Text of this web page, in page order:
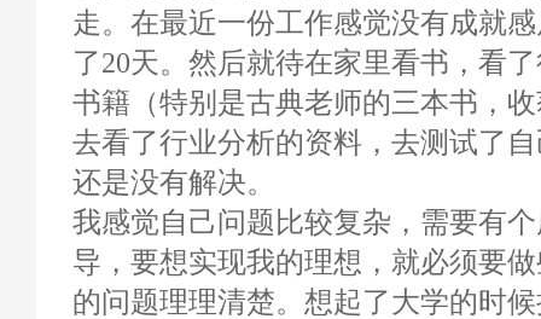
走。在最近一份工作感觉没有成就
了20天。然后就待在家里看书，看
书籍（特别是古典老师的三本书，
去看了行业分析的资料，去测试了
还是没有解决。
我感觉自己问题比较复杂，需要有
导，要想实现我的理想，就必须要
的问题理理清楚。想起了大学的时